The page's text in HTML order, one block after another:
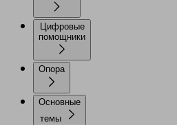
Цифровые
помощники
Опора
Основные
темы